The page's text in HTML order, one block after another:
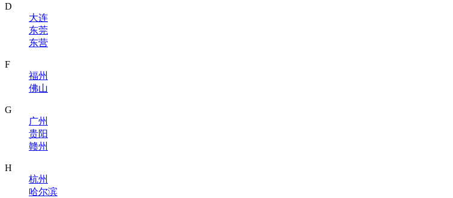
D
大连
东莞
东营
F
福州
佛山
G
广州
贵阳
赣州
H
杭州
哈尔滨